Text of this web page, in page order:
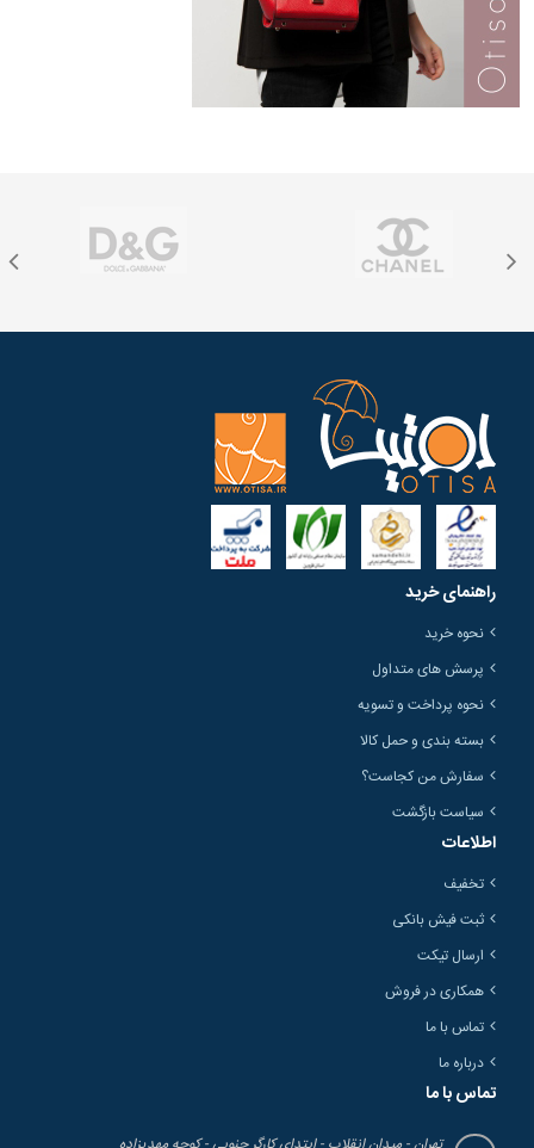
راهنمای خرید
نحوه خرید
پرسش های متداول
نحوه پرداخت و تسویه
بسته بندی و حمل کالا
سفارش من کجاست؟
سیاست بازگشت
اطلاعات
تخفیف
ثبت فیش بانکی
ارسال تیکت
همکاری در فروش
تماس با ما
درباره ما
تماس با ما